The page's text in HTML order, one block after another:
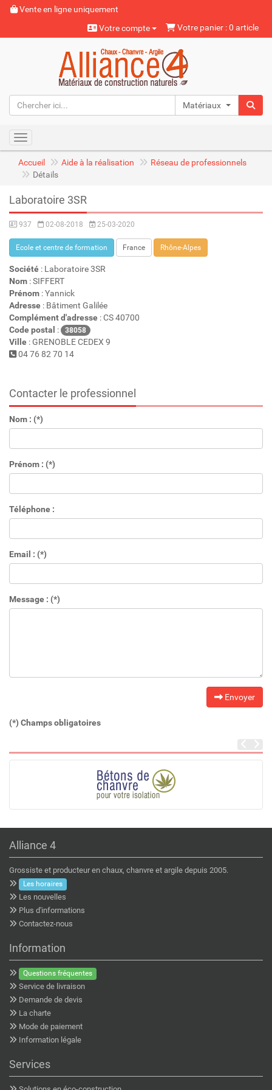
Vente en ligne uniquement
Votre compte
Votre panier : 0 article
Matériaux naturels
Toggle navigation
Accueil Aide à la réalisation
Réseau de professionnels
Détails
Laboratoire 3SR
937 02-08-2018 25-03-2020
Ecole et centre de formation France Rhône-Alpes
Société : Laboratoire 3SR
Nom : SIFFERT
Prénom : Yannick
Adresse : Bâtiment Galilée
Complément d'adresse : CS 40700
Code postal : 38058
Ville : GRENOBLE CEDEX 9
04 76 82 70 14
Contacter le professionnel
Nom : (*)
Prénom : (*)
Téléphone :
Email : (*)
Message : (*)
Envoyer
(*) Champs obligatoires
Alliance 4
Grossiste et producteur en chaux, chanvre et argile depuis 2005.
Les horaires
Les nouvelles
Plus d'informations
Contactez-nous
Information
Questions fréquentes
Service de livraison
Demande de devis
La charte
Mode de paiement
Information légale
Services